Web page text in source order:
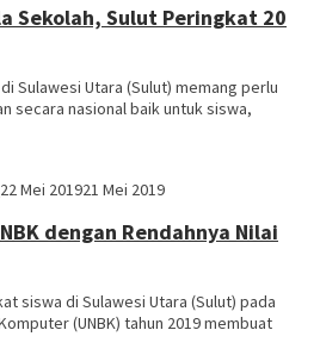
Sekolah, Sulut Peringkat 20
Sulawesi Utara (Sulut) memang perlu
secara nasional baik untuk siswa,
22 Mei 201921 Mei 2019
dengan Rendahnya Nilai
siswa di Sulawesi Utara (Sulut) pada
(UNBK) tahun 2019 membuat